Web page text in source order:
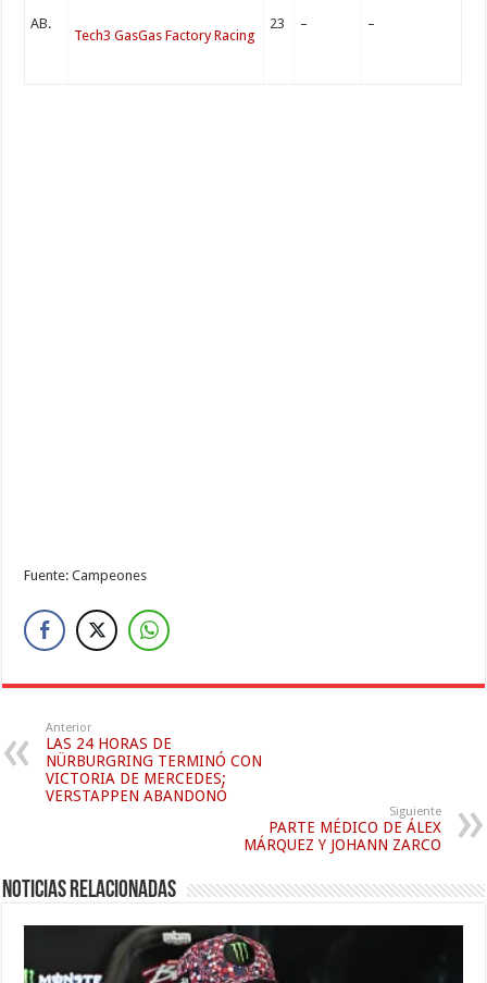
AB.
Tech3 GasGas Factory Racing
23 – –
Fuente: Campeones
Anterior
LAS 24 HORAS DE
NÜRBURGRING TERMINÓ CON
VICTORIA DE MERCEDES;
VERSTAPPEN ABANDONÓ
Siguiente
PARTE MÉDICO DE ÁLEX
MÁRQUEZ Y JOHANN ZARCO
Noticias relacionadas